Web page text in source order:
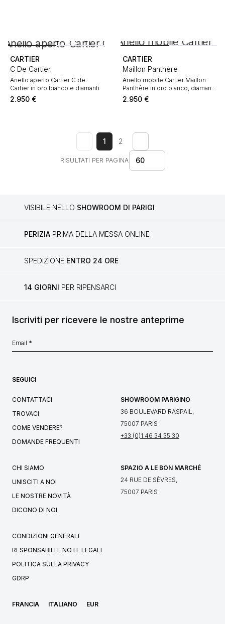
CARTIER
C De Cartier
Anello aperto Cartier C de
Cartier in oro bianco e diamanti
2.950 €
CARTIER
Maillon Panthère
Anello mobile Cartier Maillon
Panthère in oro bianco, diamanti
e ceramica nero
2.950 €
1 2
RISULTATI PER PAGINA 60
VISIBILE NELLO SHOWROOM DI PARIGI
PERIZIA PRIMA DELLA MESSA ONLINE
SPEDIZIONE ENTRO 24 ORE
14 GIORNI PER RIPENSARCI
Iscriviti per ricevere le nostre anteprime
SEGUICI
CONTATTACI
TROVACI
COME VENDERE?
DOMANDE FREQUENTI
SHOWROOM PARIGINO
36 BOULEVARD RASPAIL,
75007 PARIS
+33 (0)1 46 34 35 30
CHI SIAMO
UNISCITI A NOI
LE NOSTRE NOVITÀ
DICONO DI NOI
SPAZIO A LE BON MARCHÉ
24 RUE DE SÈVRES,
75007 PARIS
CONDIZIONI GENERALI
RESPONSABILI E NOTE LEGALI
POLITICA SULLA PRIVACY
GDRP
FRANCIA ITALIANO EUR